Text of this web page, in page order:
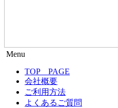
のぼり旗専門サイト-感謝の心！
仕様まで 超激安！
Menu
TOP PAGE
会社概要
ご利用方法
よくあるご質問